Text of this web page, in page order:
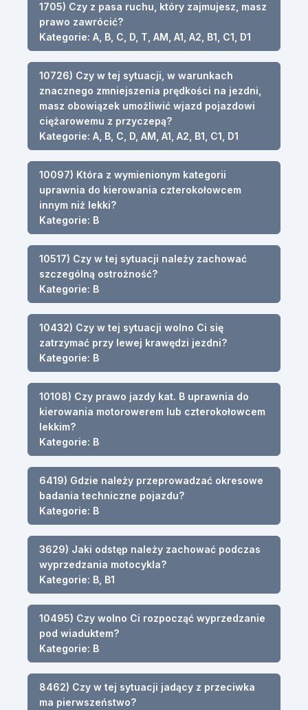
1705) Czy z pasa ruchu, który zajmujesz, masz
prawo zawrócić?
Kategorie: A, B, C, D, T, AM, A1, A2, B1, C1, D1
10726) Czy w tej sytuacji, w warunkach
znacznego zmniejszenia prędkości na jezdni,
masz obowiązek umożliwić wjazd pojazdowi
ciężarowemu z przyczepą?
Kategorie: A, B, C, D, AM, A1, A2, B1, C1, D1
10097) Która z wymienionym kategorii
uprawnia do kierowania czterokołowcem
innym niż lekki?
Kategorie: B
10517) Czy w tej sytuacji należy zachować
szczególną ostrożność?
Kategorie: B
10432) Czy w tej sytuacji wolno Ci się
zatrzymać przy lewej krawędzi jezdni?
Kategorie: B
10108) Czy prawo jazdy kat. B uprawnia do
kierowania motorowerem lub czterokołowcem
lekkim?
Kategorie: B
6419) Gdzie należy przeprowadzać okresowe
badania techniczne pojazdu?
Kategorie: B
3629) Jaki odstęp należy zachować podczas
wyprzedzania motocykla?
Kategorie: B, B1
10495) Czy wolno Ci rozpocząć wyprzedzanie
pod wiaduktem?
Kategorie: B
8462) Czy w tej sytuacji jadący z przeciwka
ma pierwszeństwo?